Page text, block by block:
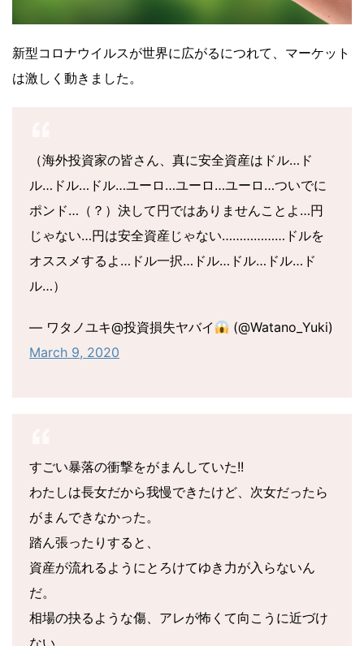
新型コロナウイルスが世界に広がるにつれて、マーケット
は激しく動きました。
（海外投資家の皆さん、真に安全資産はドル…ド
ル…ドル…ドル…ユーロ…ユーロ…ユーロ…ついでに
ポンド…（？）決して円ではありませんことよ…円
じゃない…円は安全資産じゃない………………ドルを
オススメするよ…ドル一択…ドル…ドル…ドル…ド
ル…）
— ワタノユキ@投資損失ヤバイ
(@Watano_Yuki)
March 9, 2020
すごい暴落の衝撃をがまんしていた!!
わたしは長女だから我慢できたけど、次女だったら
がまんできなかった。
踏ん張ったりすると、
資産が流れるようにとろけてゆき力が入らないん
だ。
相場の抉るような傷、アレが怖くて向こうに近づけ